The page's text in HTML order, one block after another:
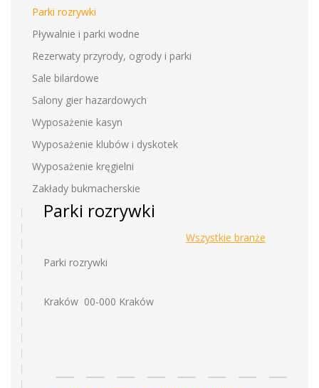
Parki rozrywki
Pływalnie i parki wodne
Rezerwaty przyrody, ogrody i parki
Sale bilardowe
Salony gier hazardowych
Wyposażenie kasyn
Wyposażenie klubów i dyskotek
Wyposażenie kręgielni
Zakłady bukmacherskie
Parki rozrywki
Wszystkie branże
Parki rozrywki
Kraków 00-000 Kraków